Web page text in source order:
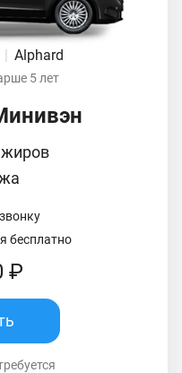
| Alphard
5 лет
бесплатно
₽